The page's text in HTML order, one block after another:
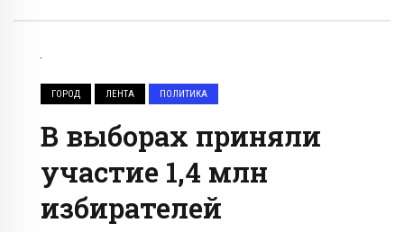
ГОРОД ЛЕНТА ПОЛИТИКА
В выборах приняли
участие 1,4 млн
избирателей